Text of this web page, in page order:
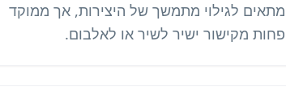
מתאים לגילוי מתמשך של היצירות, אך ממוקד
פחות מקישור ישיר לשיר או לאלבום.